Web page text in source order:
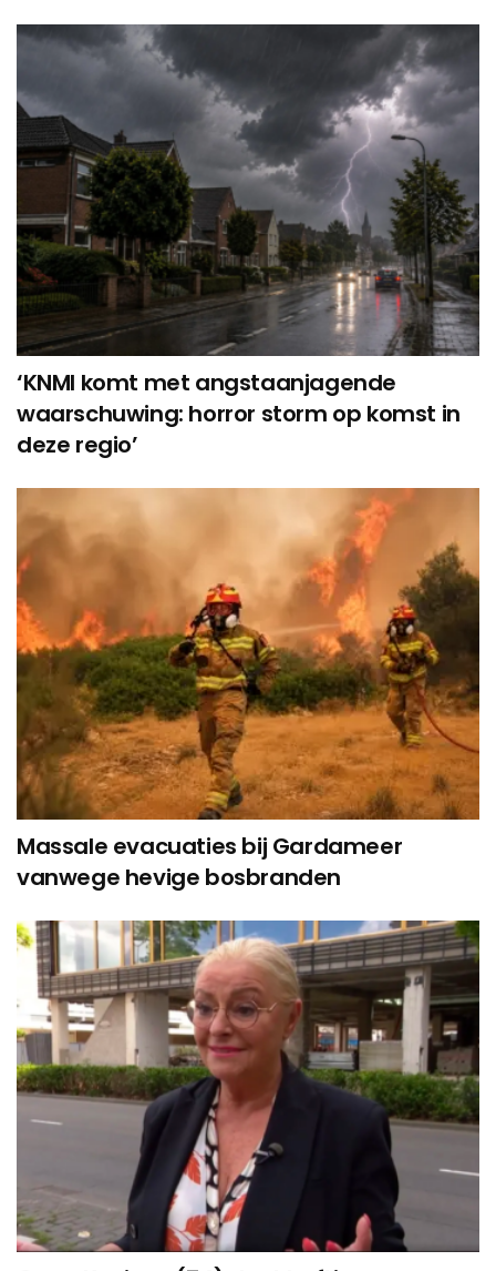
‘KNMI komt met angstaanjagende
waarschuwing: horror storm op komst in
deze regio’
Massale evacuaties bij Gardameer
vanwege hevige bosbranden